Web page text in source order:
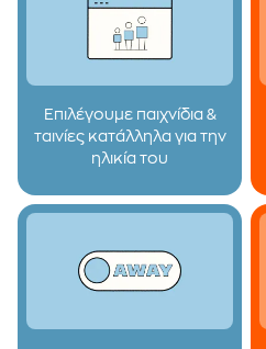
Επιλέγουμε παιχνίδια &
ταινίες κατάλληλα για την
ηλικία του